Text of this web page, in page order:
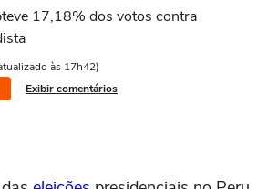
17,18% dos votos contra
às 17h42)
Exibir comentários